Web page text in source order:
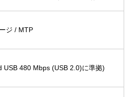
ジ / MTP
USB 480 Mbps (USB 2.0)に準拠)